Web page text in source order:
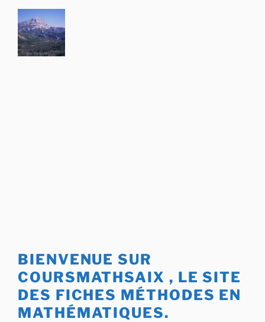
Aller
contenu
principal
BIENVENUE SUR
COURSMATHSAIX , LE SITE
DES FICHES MÉTHODES EN
MATHÉMATIQUES.